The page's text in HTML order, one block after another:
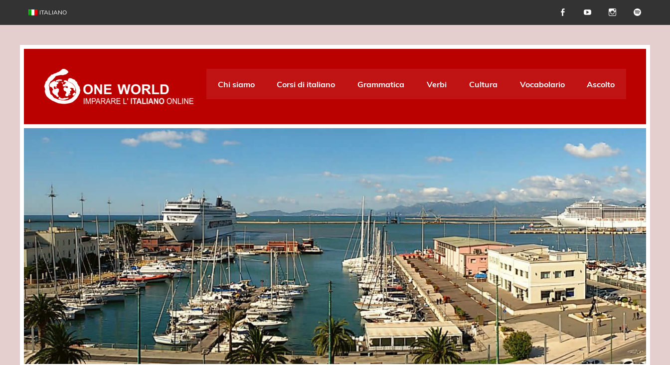
ITALIANO
One World Italiano
Chi siamo Corsi di italiano Grammatica Verbi Cultura Vocabolario Ascolto